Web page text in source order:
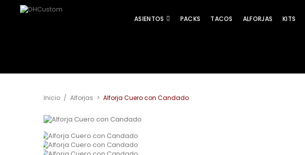
ASIENTOS PACKS TACOS ALFORJAS KITS
Inicio / Alforjas > Alforja Cuero con Candado